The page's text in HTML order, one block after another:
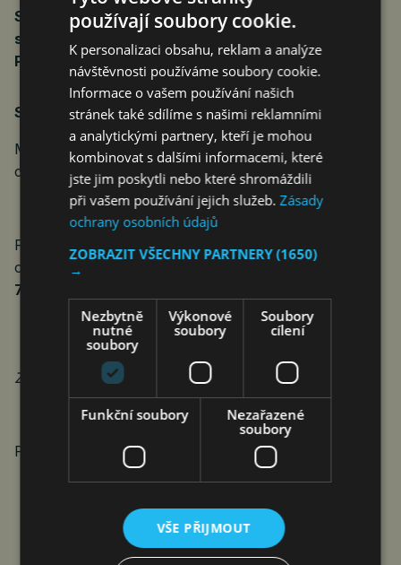
Stačí, když se jakkoli ozveš – i anonymně, jedním
slovem.
Potřebujeme jen vědět, že jsi v bezpečí.
Stručný popis našeho Jakuba
Muž ve věku 35 let, sportovní postavy, výška cca 178
cm, krátké světle hnědé vlasy, vousy, modré oči.
Pokud jste Kubu viděli nebo máte jakékoli informace
o jeho pohybu, volejte na telefonní číslo
739 279 800
Zdroj: Mirka a Pavel Švantnerovi
PROTEXT
používají soubory cookie.
K personalizaci obsahu, reklam a analýze
návštěvnosti používáme soubory cookie.
Informace o vašem používání našich
stránek také sdílíme s našimi reklamními
a analytickými partnery, kteří je mohou
kombinovat s dalšími informacemi, které
jste jim poskytli nebo které shromáždili
při vašem používání jejich služeb.Zásady
ochrany osobních údajů
ZOBRAZIT VŠECHNY PARTNERY(1650)
→
Nezbytně
nutné
soubory
Výkonové
soubory
Soubory
cílení
Funkční soubory
Nezařazené
soubory
VŠE PŘIJMOUT